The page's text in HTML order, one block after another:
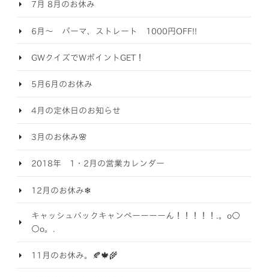
7月 8月のお休み
6月～ パーマ、ストレート 1000円OFF!!
GWクイズでWポイントGET！
5月6月のお休み
4月の定休日のお知らせ
3月のお休み🌸
2018年 1・2月の営業カレンダー
12月のお休み❄
キャッシュバックキャンペーーーーん！！！！！.。o○
○o。.
11月のお休み。🍂🍁🌾